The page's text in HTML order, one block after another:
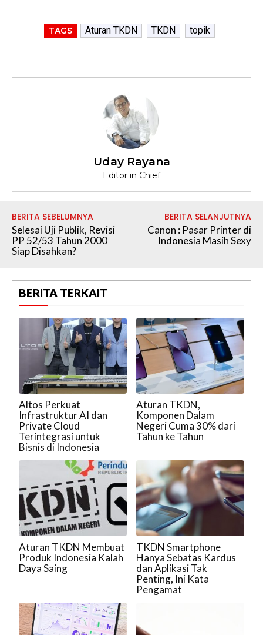
TAGS Aturan TKDN TKDN topik
Uday Rayana
Editor in Chief
BERITA SEBELUMNYA
Selesai Uji Publik, Revisi
PP 52/53 Tahun 2000
Siap Disahkan?
BERITA SELANJUTNYA
Canon : Pasar Printer di
Indonesia Masih Sexy
BERITA TERKAIT
Altos Perkuat
Infrastruktur AI dan
Private Cloud
Terintegrasi untuk
Bisnis di Indonesia
Aturan TKDN,
Komponen Dalam
Negeri Cuma 30% dari
Tahun ke Tahun
Aturan TKDN Membuat
Produk Indonesia Kalah
Daya Saing
TKDN Smartphone
Hanya Sebatas Kardus
dan Aplikasi Tak
Penting, Ini Kata
Pengamat